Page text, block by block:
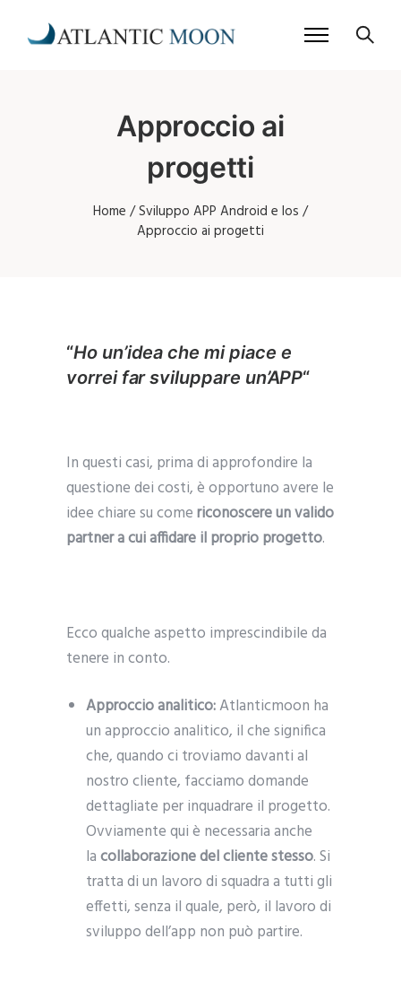
Approccio ai
progetti
Home /Sviluppo APP Android e Ios /
Approccio ai progetti
“Ho un’idea che mi piace e
vorrei far sviluppare un’APP“
In questi casi, prima di approfondire la
questione dei costi, è opportuno avere le
idee chiare su comericonoscere un valido
partner a cui affidare il proprio progetto.
Ecco qualche aspetto imprescindibile da
tenere in conto.
Approccio analitico:Atlanticmoon ha
un approccio analitico, il che significa
che, quando ci troviamo davanti al
nostro cliente, facciamo domande
dettagliate per inquadrare il progetto.
Ovviamente qui è necessaria anche
lacollaborazione del cliente stesso. Si
tratta di un lavoro di squadra a tutti gli
effetti, senza il quale, però, il lavoro di
sviluppo dell’app non può partire.